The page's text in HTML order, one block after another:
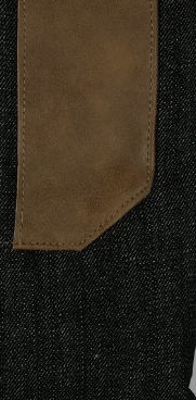
8 loreal
9 acondicionador
10 protector térmico